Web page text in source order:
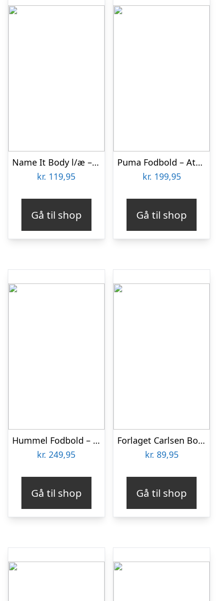
Name It Body l/æ – Rib – NbfHaball – Lotus m. Fodbolde
kr. 119,95
Gå til shop
Puma Fodbold – Attacanto Graphic – Lime Squeeze/Ultra Blue
kr. 199,95
Gå til shop
Hummel Fodbold – HmlInspire Training Lite 350 – Blå/Rød/Sort
kr. 249,95
Gå til shop
Forlaget Carlsen Bog – Albert Går Til Fodbold
kr. 89,95
Gå til shop